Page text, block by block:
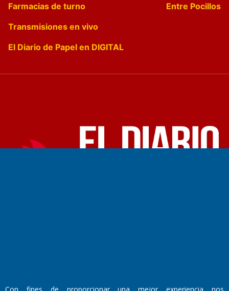
Farmacias de turno
Entre Pocillos
Transmisiones en vivo
El Diario de Papel en DIGITAL
Domicilio Legal: José Ingenieros 855,
Con fines de proporcionar una mejor experiencia nos